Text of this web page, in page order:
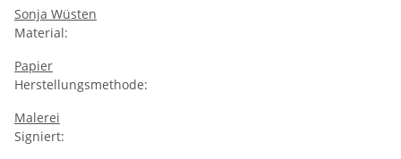
Sonja Wüsten
Material:
Papier
Herstellungsmethode:
Malerei
Signiert: